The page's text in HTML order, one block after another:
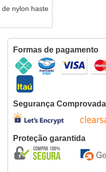
nylon haste
Formas de pagamento
Segurança Comprovada
Proteção garantida